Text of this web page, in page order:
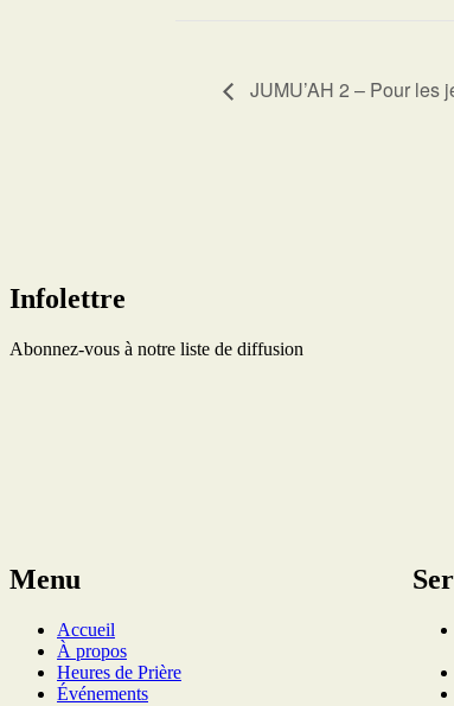
JUMU’AH 2 – Pour les
Infolettre
Abonnez-vous à notre liste de diffusion
Menu
Accueil
À propos
Heures de Prière
Événements